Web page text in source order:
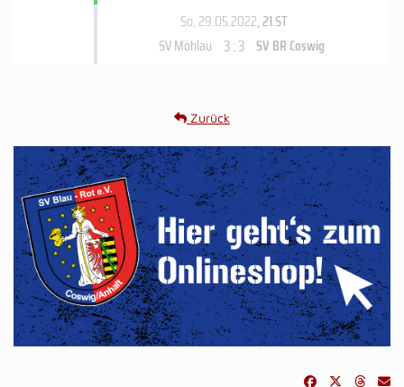
So, 29.05.2022, 21.ST
SV Möhlau 3 : 3 SV BR Coswig
Zurück